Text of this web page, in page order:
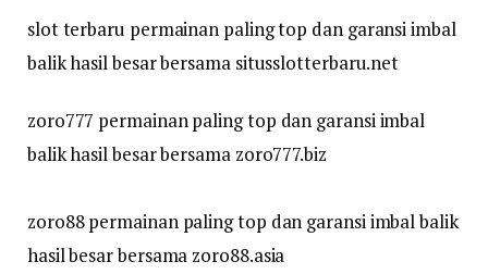
slot terbaru permainan paling top dan garansi imbal
balik hasil besar bersama situsslotterbaru.net
zoro777 permainan paling top dan garansi imbal
balik hasil besar bersama zoro777.biz
zoro88 permainan paling top dan garansi imbal balik
hasil besar bersama zoro88.asia